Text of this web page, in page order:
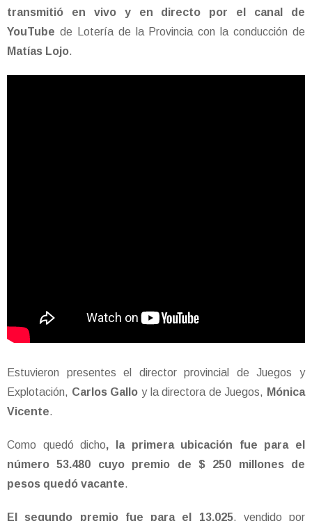
transmitió en vivo y en directo por el canal de
YouTube de Lotería de la Provincia con la conducción de
Matías Lojo.
Estuvieron presentes el director provincial de Juegos y
Explotación, Carlos Gallo y la directora de Juegos, Mónica
Vicente.
Como quedó dicho, la primera ubicación fue para el
número 53.480 cuyo premio de $ 250 millones de
pesos quedó vacante.
El segundo premio fue para el 13.025, vendido por